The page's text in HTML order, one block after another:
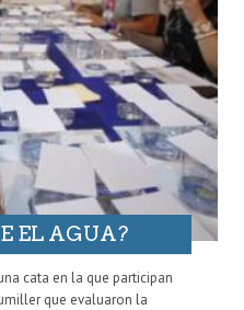
EL AGUA?
cata en la que participan
que evaluaron la